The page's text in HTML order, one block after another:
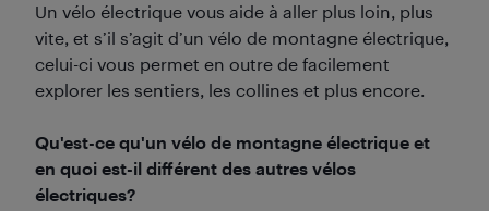
Un vélo électrique vous aide à aller plus loin, plus
vite, et s’il s’agit d’un vélo de montagne électrique,
celui-ci vous permet en outre de facilement
explorer les sentiers, les collines et plus encore.
Qu'est-ce qu'un vélo de montagne électrique et
en quoi est-il différent des autres vélos
électriques?